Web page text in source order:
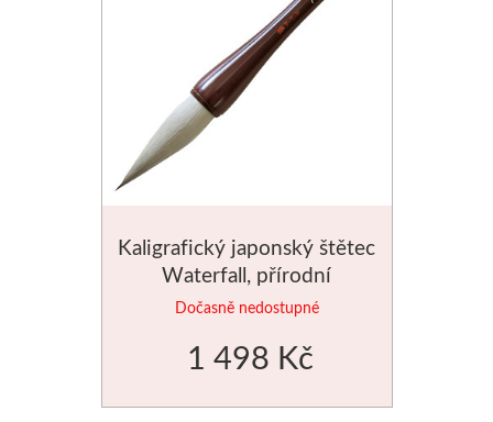
Kaligrafický japonský štětec
Waterfall, přírodní
Dočasně nedostupné
1 498 Kč